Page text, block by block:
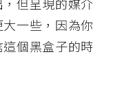
但呈現的媒介
一些，因為你
個黑盒子的時